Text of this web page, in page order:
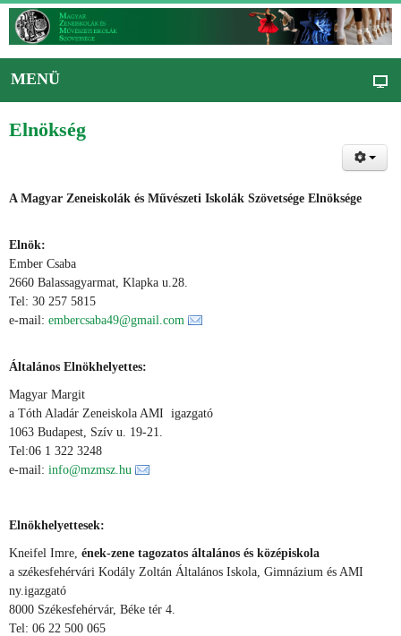
MENÜ
Elnökség
A Magyar Zeneiskolák és Művészeti Iskolák Szövetsége Elnöksége
Elnök:
Ember Csaba
2660 Balassagyarmat, Klapka u.28.
Tel: 30 257 5815
e-mail: embercsaba49@gmail.com
Általános Elnökhelyettes:
Magyar Margit
a Tóth Aladár Zeneiskola AMI igazgató
1063 Budapest, Szív u. 19-21.
Tel:06 1 322 3248
e-mail: info@mzmsz.hu
Elnökhelyettesek:
Kneifel Imre, ének-zene tagozatos általános és középiskola
a székesfehérvári Kodály Zoltán Általános Iskola, Gimnázium és AMI
ny.igazgató
8000 Székesfehérvár, Béke tér 4.
Tel: 06 22 500 065